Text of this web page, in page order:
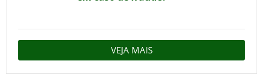
VEJA MAIS